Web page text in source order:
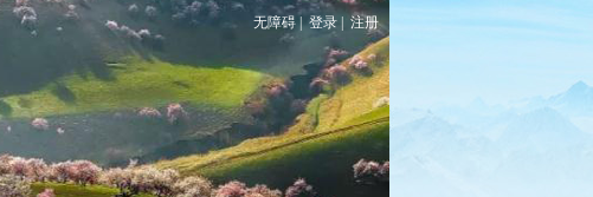
无障碍 | 登录 注册